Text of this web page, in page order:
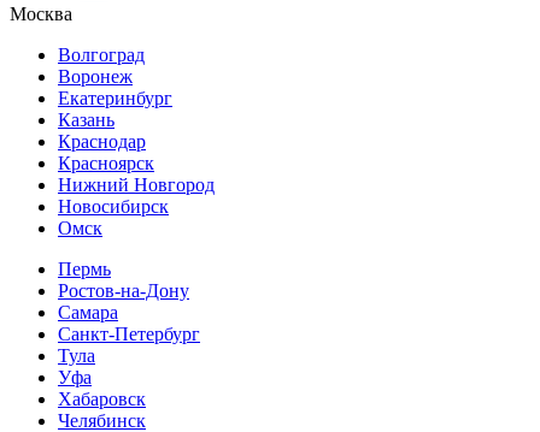
Москва
Волгоград
Воронеж
Екатеринбург
Казань
Краснодар
Красноярск
Нижний Новгород
Новосибирск
Омск
Пермь
Ростов-на-Дону
Самара
Санкт-Петербург
Тула
Уфа
Хабаровск
Челябинск